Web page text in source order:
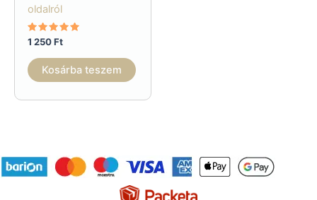
oldalról
Értékelés:
5.00
/ 5
1 250Ft
Kosárba teszem